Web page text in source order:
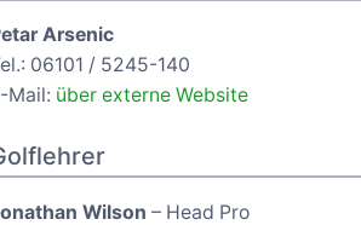
Arsenic
06101 / 5245-140
Mail: über externe Website
Wilson – Head Pro